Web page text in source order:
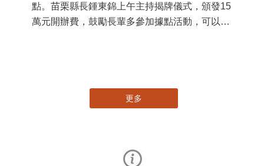
點。苗栗縣長鍾東錦上午主持揭牌儀式，頒發15
萬元開辦費，鼓勵長輩多參加據點活動，可以更
更多